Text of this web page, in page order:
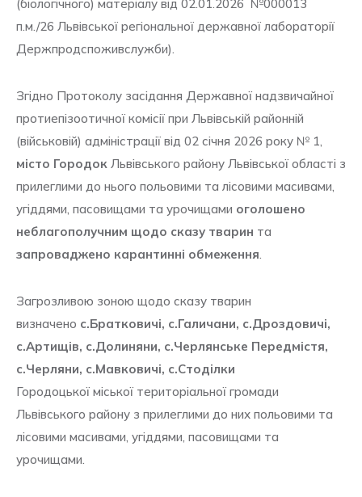
(біологічного) матеріалу від 02.01.2026 №000013
п.м./26 Львівської регіональної державної лабораторії
Держпродспоживслужби).
Згідно Протоколу засідання Державної надзвичайної
протиепізоотичної комісії при Львівській районній
(військовій) адміністрації від 02 січня 2026 року № 1,
місто Городок Львівського району Львівської області з
прилеглими до нього польовими та лісовими масивами,
угіддями, пасовищами та урочищами оголошено
неблагополучним щодо сказу тварин та
запроваджено карантинні обмеження
Загрозливою зоною щодо сказу тварин
визначено с.Братковичі, с.Галичани, с.Дроздовичі,
с.Артищів, с.Долиняни, с.Черлянське Передмістя,
с.Черляни, с.Мавковичі, с.Стоділки
Городоцької міської територіальної громади
Львівського району з прилеглими до них польовими та
лісовими масивами, угіддями, пасовищами та
урочищами.